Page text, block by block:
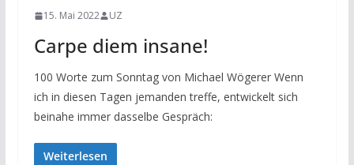
15. Mai 2022 UZ
Carpe diem insane!
100 Worte zum Sonntag von Michael Wögerer Wenn
ich in diesen Tagen jemanden treffe, entwickelt sich
beinahe immer dasselbe Gespräch:
Weiterlesen